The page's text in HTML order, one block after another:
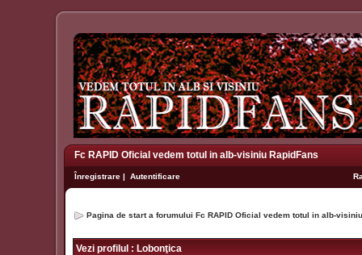
Fc RAPID Oficial vedem totul in alb-visiniu RapidFans
Înregistrare | Autentificare
Pagina de start a forumului Fc RAPID Oficial vedem totul in alb-
Vezi profilul : Lobonţica